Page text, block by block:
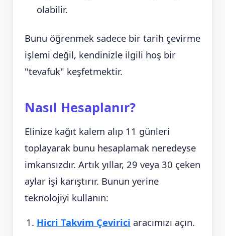
olabilir.
Bunu öğrenmek sadece bir tarih çevirme
işlemi değil, kendinizle ilgili hoş bir
"tevafuk" keşfetmektir.
Nasıl Hesaplanır?
Elinize kağıt kalem alıp 11 günleri
toplayarak bunu hesaplamak neredeyse
imkansızdır. Artık yıllar, 29 veya 30 çeken
aylar işi karıştırır. Bunun yerine
teknolojiyi kullanın:
Hicri Takvim Çevirici aracımızı açın.